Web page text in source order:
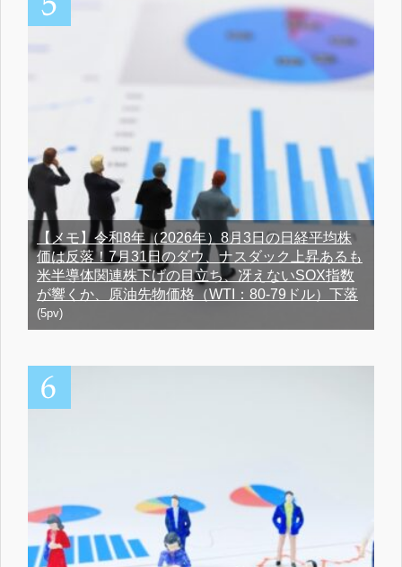
【メモ】令和8年（2026年）8月3日の日経平均株
価は反落！7月31日のダウ、ナスダック上昇あるも
米半導体関連株下げの目立ち、冴えないSOX指数
が響くか、原油先物価格（WTI：80-79ドル）下落
(5pv)